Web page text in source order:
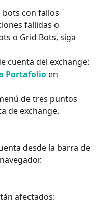
con fallos
fallidas o
o Grid Bots, siga
cuenta del exchange:
Portafolio en
de tres puntos
de exchange.
desde la barra de
afectados: